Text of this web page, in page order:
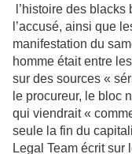
l’histoire des
l’accusé, ainsi que
manifestation du
homme était entre
sur des sources «
le procureur, le bloc
qui viendrait «
seule la fin du
Legal Team écrit